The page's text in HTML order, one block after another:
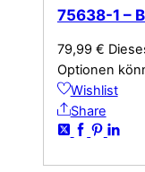
75638-1 –
79,99 €
Optionen
Wishlist
Share